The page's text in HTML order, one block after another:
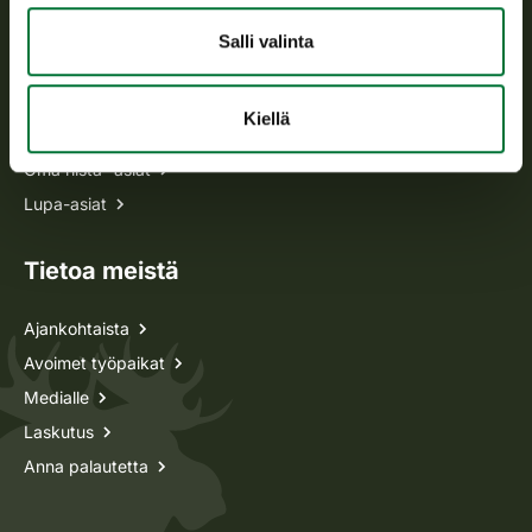
Salli valinta
Kiellä
Oma riista -asiat
Lupa-asiat
Tietoa meistä
Ajankohtaista
Avoimet työpaikat
Medialle
Laskutus
Anna palautetta